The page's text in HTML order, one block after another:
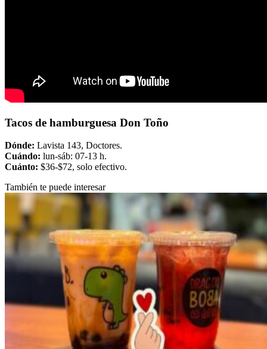
Tacos de hamburguesa Don Toño
Dónde: Lavista 143, Doctores.
Cuándo: lun-sáb: 07-13 h.
Cuánto: $36-$72, solo efectivo.
También te puede interesar